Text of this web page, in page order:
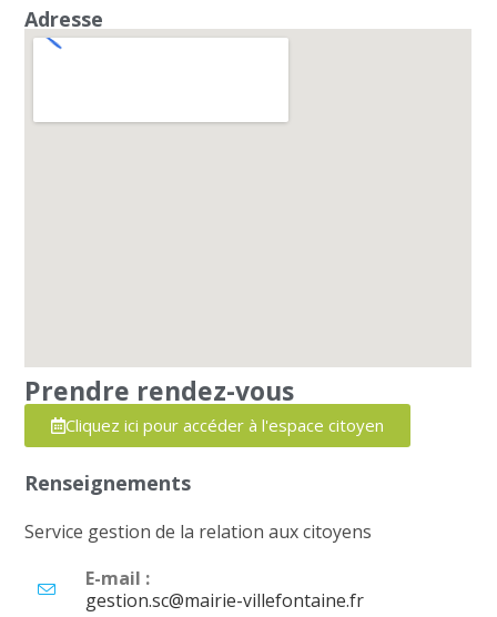
Adresse
Prendre rendez-vous
Cliquez ici pour accéder à l'espace citoyen
Renseignements
Service gestion de la relation aux citoyens
E-mail :
gestion.sc@mairie-villefontaine.fr